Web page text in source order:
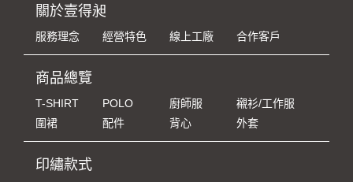
關於壹得昶
服務理念 經營特色 線上工廠 合作客戶
商品總覽
T-SHIRT POLO 廚師服
襯衫/工作服
圍裙
配件 背心 外套
印繡款式